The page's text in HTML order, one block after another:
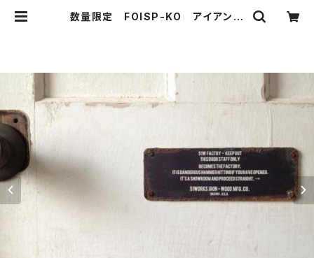
数量限定 FOISP-KO アイアン